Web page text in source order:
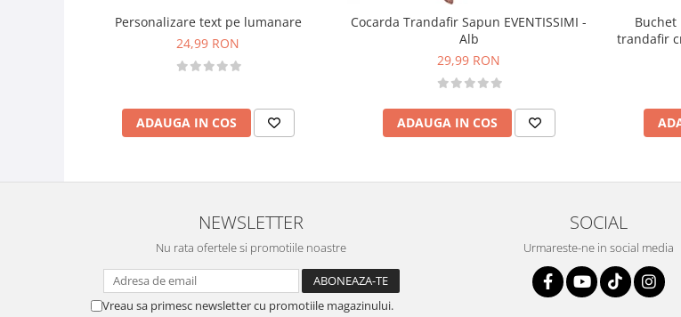
Personalizare text pe lumanare
24,99 RON
ADAUGA IN COS
Cocarda Trandafir Sapun EVENTISSIMI -
Alb
29,99 RON
ADAUGA IN COS
trandafir
NEWSLETTER
Nu rata ofertele si promotiile noastre
Vreau sa primesc newsletter cu promotiile magazinului.
SOCIAL
Urmareste-ne in social media